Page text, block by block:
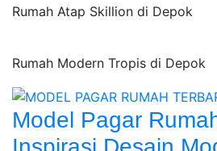
Rumah Atap Skillion di Depok
Rumah Modern Tropis di Depok
Model Pagar